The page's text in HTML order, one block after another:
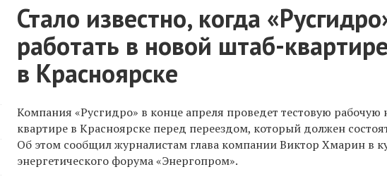
Стало известно, когда
работать в новой штаб-квартире
в Красноярске
Компания «Русгидро» в конце апреля проведет тестовую
квартире в Красноярске перед переездом, который должен
Об этом сообщил журналистам глава компании Виктор Хмарин в
энергетического форума «Энергопром».